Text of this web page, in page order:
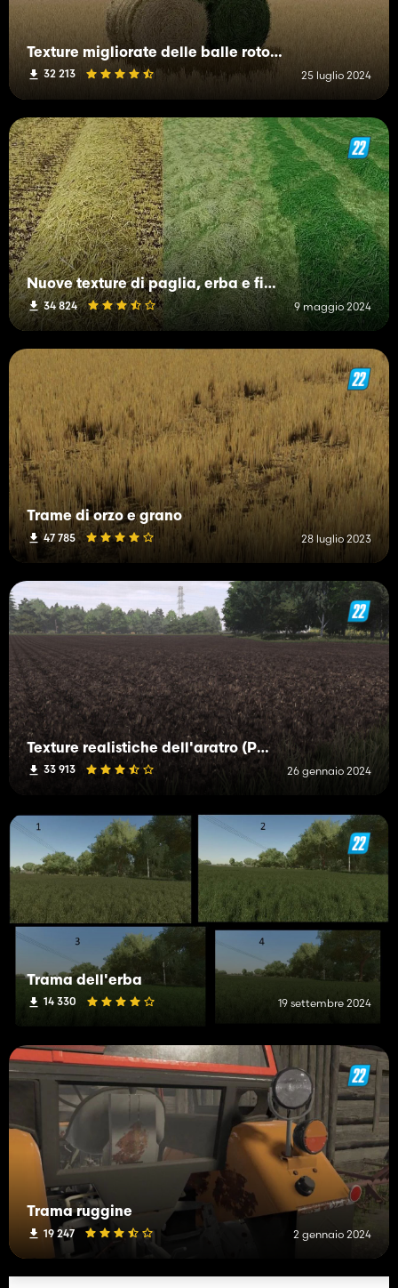
Texture migliorate delle balle rotonde di fieno, paglia ed erba
32 213 25 luglio 2024
Nuove texture di paglia, erba e fieno
34 824 9 maggio 2024
Trame di orzo e grano
47 785 28 luglio 2023
Texture realistiche dell'aratro (Prefab)
33 913 26 gennaio 2024
Trama dell'erba
14 330 19 settembre 2024
Trama ruggine
19 247 2 gennaio 2024